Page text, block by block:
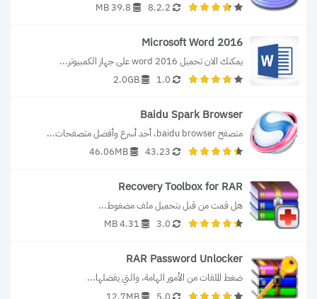
8.2.2
39.8 MB
Microsoft Word 2016
يمكنك الان تحميل word 2016 على جهاز الكمبيوتر...
1.0
2.0GB
Baidu Spark Browser
متصفح baidu browser، أحد أسرع وأفضل متصفحات...
43.23
46.06MB
Recovery Toolbox for RAR
هل قمت من قبل بتحميل ملف مضغوط...
3.0
4.31 MB
RAR Password Unlocker
ضغط الملفات من الأمور الهامة، والتي يفضلها...
5.0
12.7MB